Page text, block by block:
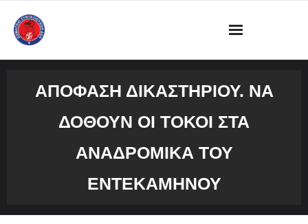
ΑΠΟΦΑΣΗ ΔΙΚΑΣΤΗΡΙΟΥ. ΝΑ
ΔΟΘΟΥΝ ΟΙ ΤΟΚΟΙ ΣΤΑ
ΑΝΑΔΡΟΜΙΚΑ ΤΟΥ
ΕΝΤΕΚΑΜΗΝΟΥ